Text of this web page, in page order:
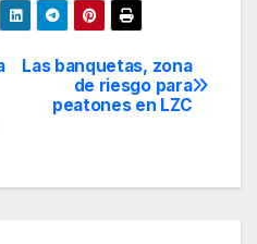
Las banquetas, zona
de riesgo para
peatones en LZC